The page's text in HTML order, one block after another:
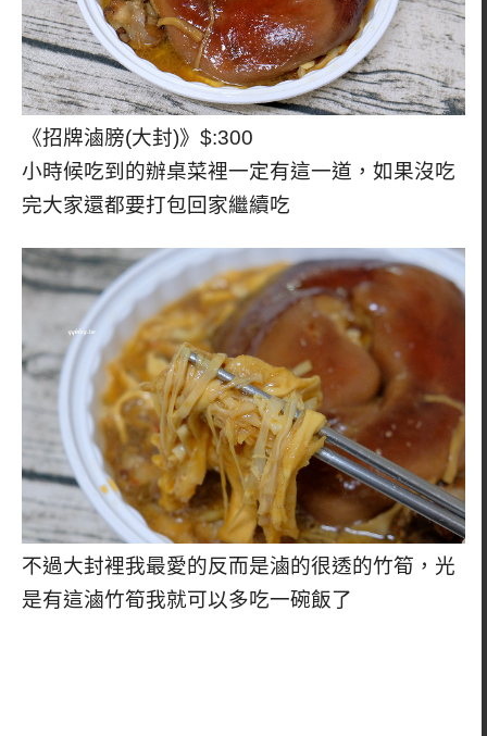
《招牌滷膀(大封)》$:300
小時候吃到的辦桌菜裡一定有這一道，如果沒吃
完大家還都要打包回家繼續吃
不過大封裡我最愛的反而是滷的很透的竹筍，光
是有這滷竹筍我就可以多吃一碗飯了